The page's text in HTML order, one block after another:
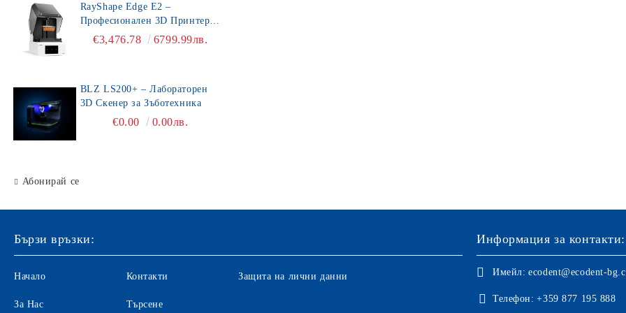
RayShape Edge E2 –
Професионален 3D Принтер
за Зъботехника
€3,476.78 6799.99лв.
BLZ LS200+ – Лабораторен
3D Скенер за Зъботехника
€0.00 0.00лв.
Абонирай се
Бързи връзки:
Начало
За Нас
Контакти
Търсене
Защита на лични данни
Информация за контакти:
Имейл: ecodent@ecodent-
Телефон: +359 877 195 888